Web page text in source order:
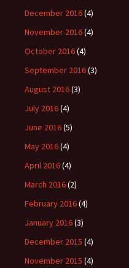
December 2016(4)
November 2016(4)
October 2016(4)
September 2016(3)
August 2016(3)
July 2016(4)
June 2016(5)
May 2016(4)
April 2016(4)
March 2016(2)
February 2016(4)
January 2016(3)
December 2015 (4)
November 2015 (4)